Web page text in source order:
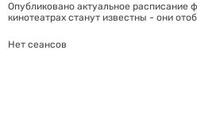
Опубликовано актуальное расписание
кинотеатрах станут известны - они
Нет сеансов